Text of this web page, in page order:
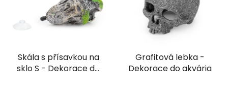
Skála s přísavkou na
sklo S - Dekorace do
Grafitová lebka -
Dekorace do akvária